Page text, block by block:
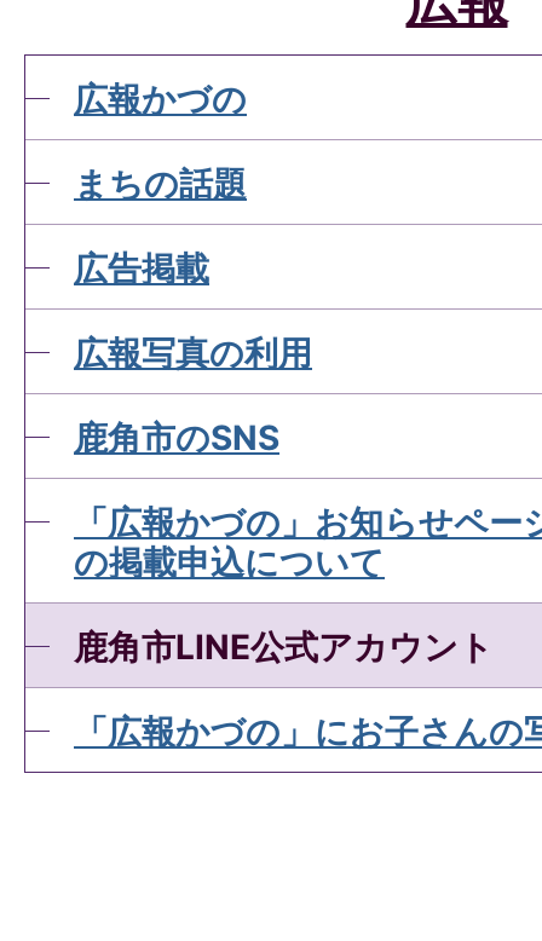
広報かづの
まちの話題
広告掲載
広報写真の利用
鹿角市のSNS
「広報かづの」お知らせペ
の掲載申込について
鹿角市LINE公式アカウント
「広報かづの」にお子さん